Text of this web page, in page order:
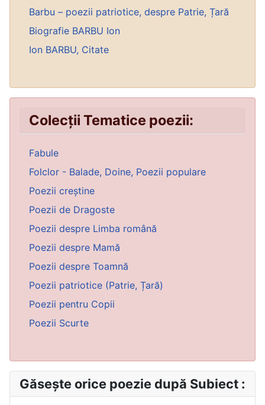
Barbu – poezii patriotice, despre Patrie, Țară
Biografie BARBU Ion
Ion BARBU, Citate
Colecții Tematice poezii:
Fabule
Folclor - Balade, Doine, Poezii populare
Poezii creștine
Poezii de Dragoste
Poezii despre Limba română
Poezii despre Mamă
Poezii despre Toamnă
Poezii patriotice (Patrie, Țară)
Poezii pentru Copii
Poezii Scurte
Găsește orice poezie după Subiect :